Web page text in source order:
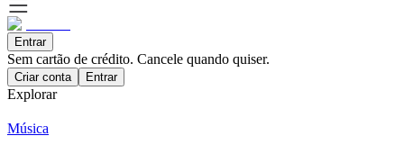
Entrar
Sem cartão de crédito. Cancele quando quiser.
Criar conta Entrar
Explorar
Música